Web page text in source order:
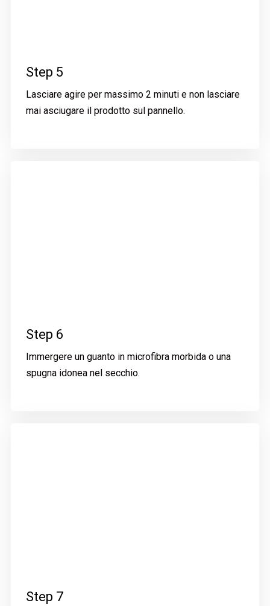
Step 5
Lasciare agire per massimo 2 minuti e non lasciare
mai asciugare il prodotto sul pannello.
Step 6
Immergere un guanto in microfibra morbida o una
spugna idonea nel secchio.
Step 7